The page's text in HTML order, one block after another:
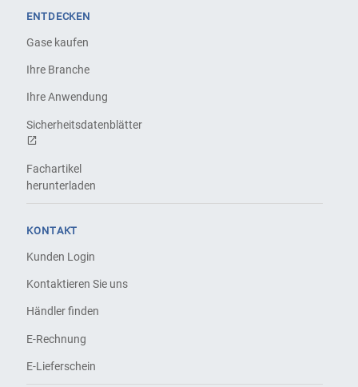
ENTDECKEN
Gase kaufen
Ihre Branche
Ihre Anwendung
Sicherheitsdatenblätter
Fachartikel
herunterladen
KONTAKT
Kunden Login
Kontaktieren Sie uns
Händler finden
E-Rechnung
E-Lieferschein